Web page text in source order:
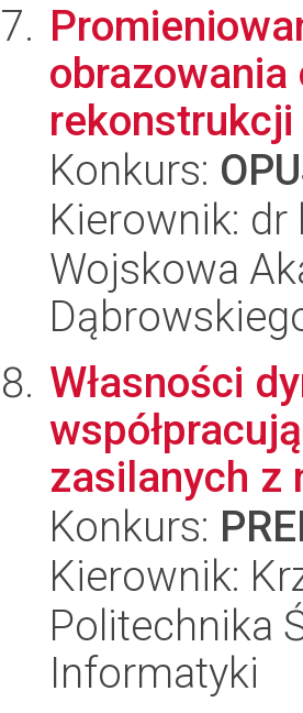
Konkurs:
Kierownik: dr
Wojskowa
Własności
zasilanych z
Konkurs:
Kierownik:
Politechnika
Informatyki